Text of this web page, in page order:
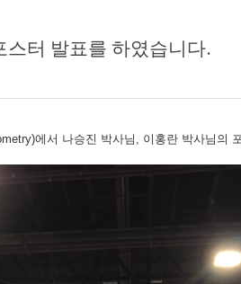
터 발표를 하였습니다.
에서 나승진 박사님, 이홍란 박사님의